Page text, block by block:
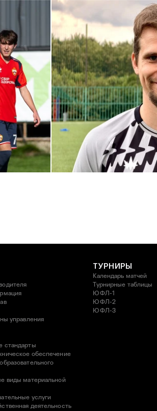
С возвращением в родной
27 ИЮЛЯ 2026 14:40
управления
стандарты
обеспечение
виды материальной
услуги
деятельность
ТУРНИРЫ
Календарь матчей
Турнирные таблицы
ЮФЛ-1
ЮФЛ-2
ЮФЛ-3